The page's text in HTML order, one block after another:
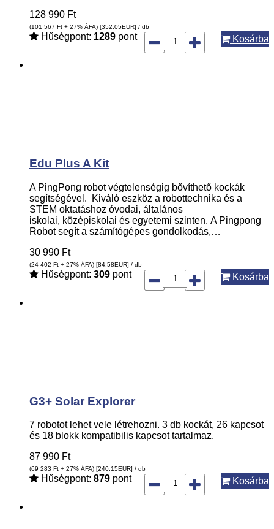
128 990 Ft
(101 567 Ft + 27% ÁFA) [352.05EUR] / db
Hűségpont: 1289 pont Kosárba
Edu Plus A Kit
A PingPong robot végtelenségig bővíthető kockák
segítségével. Kiváló eszköz a robottechnika és a
STEM oktatáshoz óvodai, általános
iskolai, középiskolai és egyetemi szinten. A Pingpong
Robot segít a számítógépes gondolkodás,…
30 990 Ft
(24 402 Ft + 27% ÁFA) [84.58EUR] / db
Hűségpont: 309 pont Kosárba
G3+ Solar Explorer
7 robotot lehet vele létrehozni. 3 db kockát, 26 kapcsot
és 18 blokk kompatibilis kapcsot tartalmaz.
87 990 Ft
(69 283 Ft + 27% ÁFA) [240.15EUR] / db
Hűségpont: 879 pont Kosárba